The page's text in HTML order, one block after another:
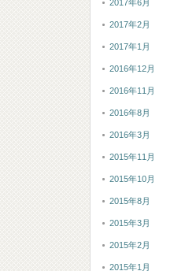
2017年6月
2017年2月
2017年1月
2016年12月
2016年11月
2016年8月
2016年3月
2015年11月
2015年10月
2015年8月
2015年3月
2015年2月
2015年1月